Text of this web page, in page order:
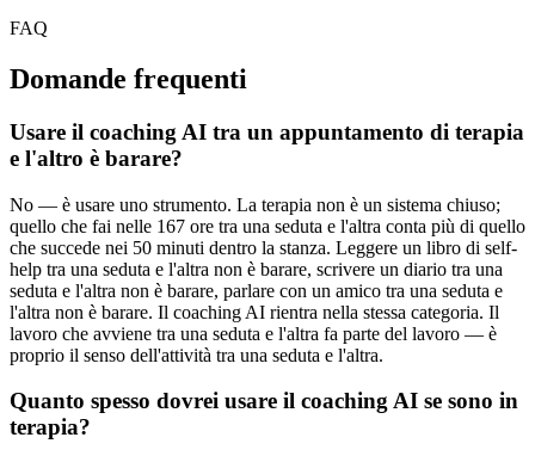
FAQ
Domande frequenti
Usare il coaching AI tra un appuntamento di terapia
e l'altro è barare?
No — è usare uno strumento. La terapia non è un sistema chiuso;
quello che fai nelle 167 ore tra una seduta e l'altra conta più di quello
che succede nei 50 minuti dentro la stanza. Leggere un libro di self-
help tra una seduta e l'altra non è barare, scrivere un diario tra una
seduta e l'altra non è barare, parlare con un amico tra una seduta e
l'altra non è barare. Il coaching AI rientra nella stessa categoria. Il
lavoro che avviene tra una seduta e l'altra fa parte del lavoro — è
proprio il senso dell'attività tra una seduta e l'altra.
Quanto spesso dovrei usare il coaching AI se sono in
terapia?